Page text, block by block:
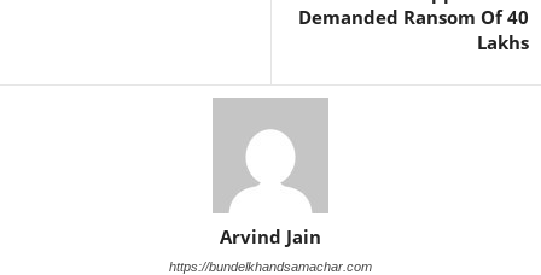
Demanded Ransom Of 40
Lakhs
Arvind Jain
https://bundelkhandsamachar.com